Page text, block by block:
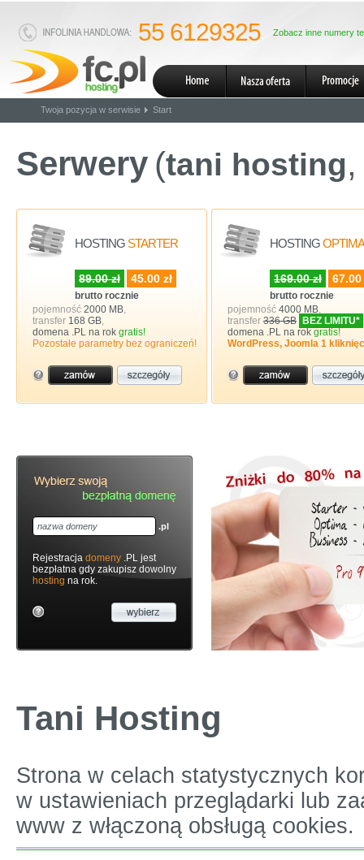
55 6129325 Zobacz inne numery
Twoja pozycja w serwisie Start
Serwery (tani hosting,
HOSTING STARTER
89.00 zł 45.00 zł
brutto rocznie
pojemność 2000 MB,
transfer 168 GB,
domena .PL na rok gratis!
Pozostałe parametry bez ograniczeń!
HOSTINGOPTIMA
169.00 zł 67.00
brutto rocznie
pojemność 4000 MB,
transfer 336 GB BEZ LIMITU*
domena .PL na rok gratis!
WordPress, Joomla 1
.pl
Rejestracja domeny .PL jest
bezpłatna gdy zakupisz dowolny
hosting na rok.
Tani Hosting
Strona w celach statystycznych
w ustawieniach przeglądarki lub
www z włączoną obsługą cookies.